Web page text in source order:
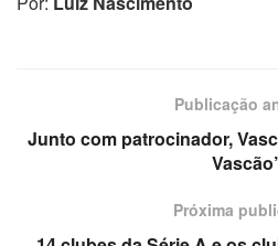
Publicação
Junto com patrocinador,
Próxima